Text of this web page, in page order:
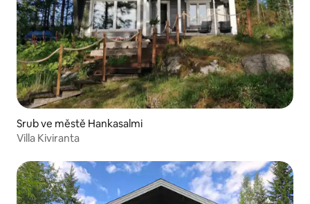
Srub ve městě Hankasalmi
Villa Kiviranta